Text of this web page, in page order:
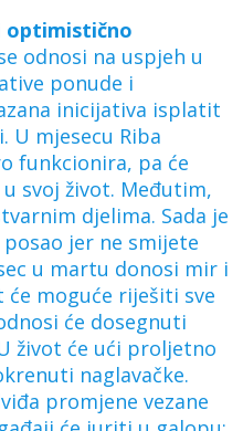
optimistično
odnosi na uspjeh u
ponude i
inicijativa isplatit
U mjesecu Riba
funkcionira, pa će
svoj život. Međutim,
djelima. Sada je
jer ne smijete
u martu donosi mir i
moguće riješiti sve
će dosegnuti
život će ući proljetno
naglavačke.
promjene vezane